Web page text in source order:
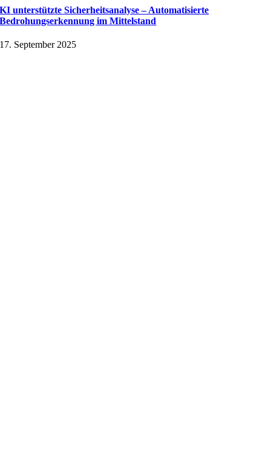
KI unterstützte Sicherheitsanalyse – Automatisierte
Bedrohungserkennung im Mittelstand
17. September 2025